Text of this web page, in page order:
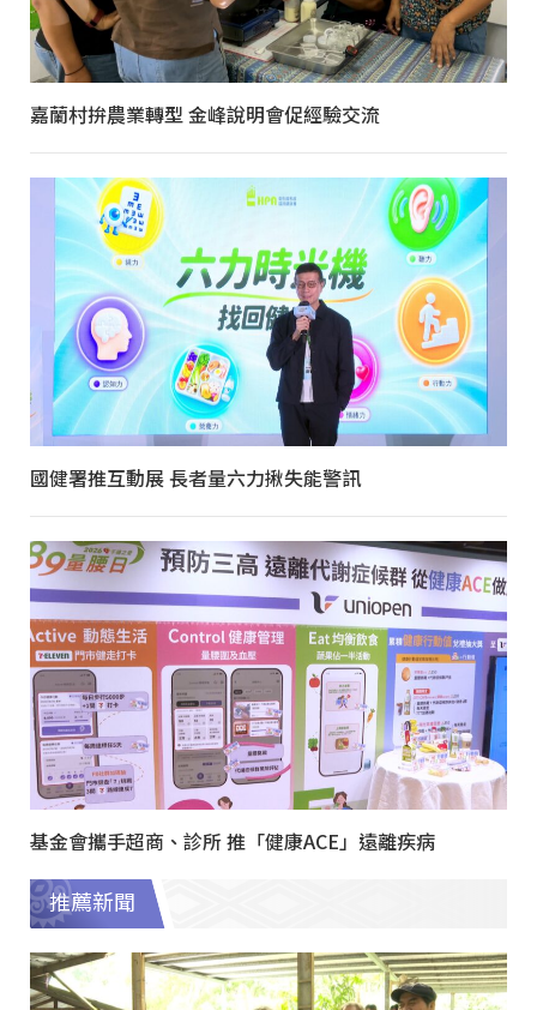
嘉蘭村拚農業轉型 金峰說明會促經驗交流
國健署推互動展 長者量六力揪失能警訊
基金會攜手超商、診所 推「健康ACE」遠離疾病
推薦新聞